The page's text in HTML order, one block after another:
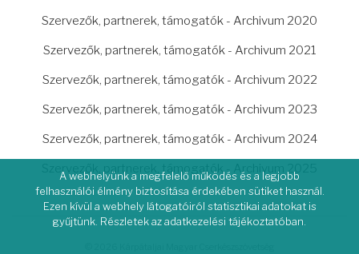
Szervezők, partnerek, támogatók - Archivum 2020
Szervezők, partnerek, támogatók - Archivum 2021
Szervezők, partnerek, támogatók - Archivum 2022
Szervezők, partnerek, támogatók - Archivum 2023
Szervezők, partnerek, támogatók - Archivum 2024
Szervezők, partnerek, támogatók - Archivum 2025
A webhelyünk a megfelelő működés és a legjobb
felhasználói élmény biztosítása érdekében sütiket használ.
Ezen kívül a webhely látogatóiról statisztikai adatokat is
gyűjtünk. Részletek az adatkezelési tájékoztatóban.